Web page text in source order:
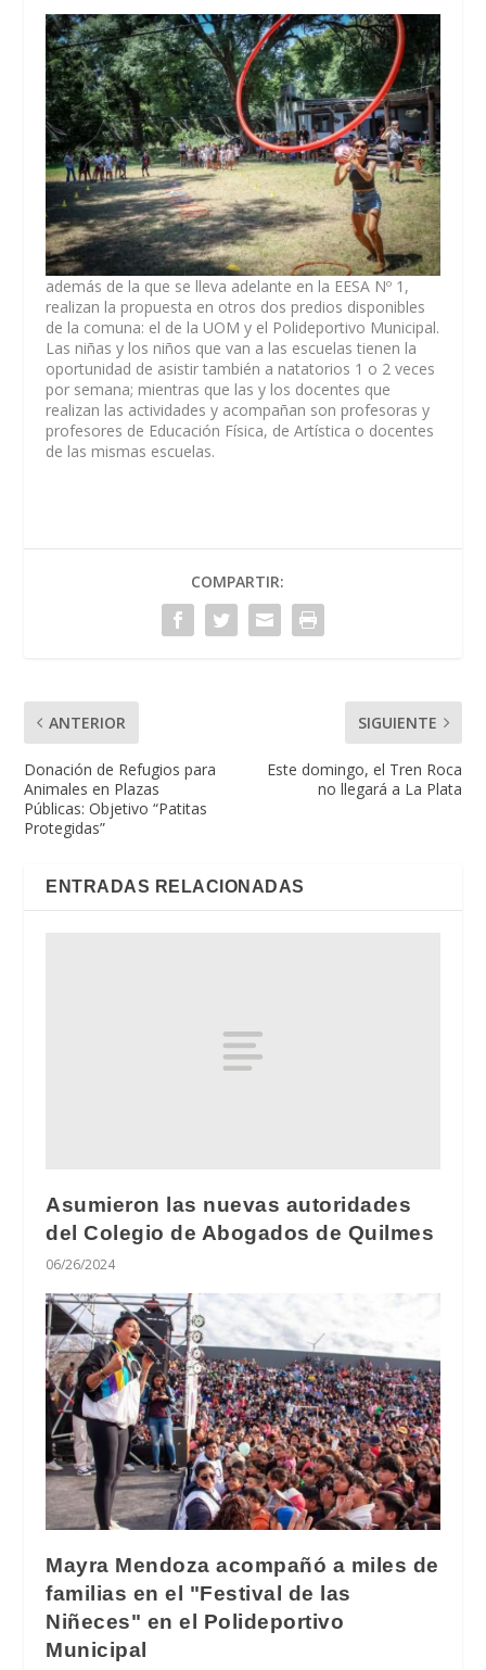
además de la que se lleva adelante en la EESA Nº 1,
realizan la propuesta en otros dos predios disponibles
de la comuna: el de la UOM y el Polideportivo Municipal.
Las niñas y los niños que van a las escuelas tienen la
oportunidad de asistir también a natatorios 1 o 2 veces
por semana; mientras que las y los docentes que
realizan las actividades y acompañan son profesoras y
profesores de Educación Física, de Artística o docentes
de las mismas escuelas.
COMPARTIR:
ANTERIOR
Donación de Refugios para
Animales en Plazas
Públicas: Objetivo “Patitas
Protegidas”
SIGUIENTE
Este domingo, el Tren Roca
no llegará a La Plata
ENTRADAS RELACIONADAS
Asumieron las nuevas autoridades
del Colegio de Abogados de Quilmes
06/26/2024
Mayra Mendoza acompañó a miles de
familias en el "Festival de las
Niñeces" en el Polideportivo
Municipal